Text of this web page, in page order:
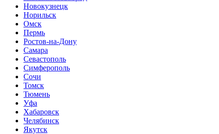
Новокузнецк
Норильск
Омск
Пермь
Ростов-на-Дону
Самара
Севастополь
Симферополь
Сочи
Томск
Тюмень
Уфа
Хабаровск
Челябинск
Якутск